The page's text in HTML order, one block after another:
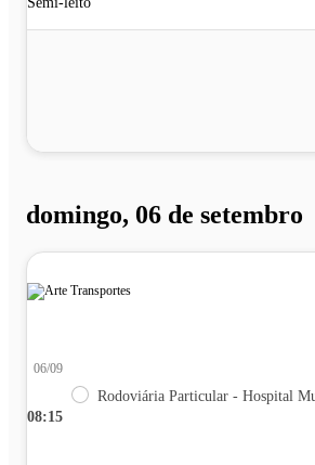
domingo, 06 de setembro
08:15
06/09
Rodoviária Particular - Hospital